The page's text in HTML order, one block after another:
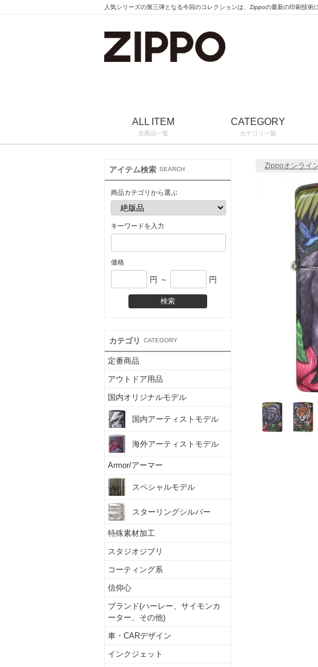
人気シリーズの第三弾となる今回のコレクションは、Zippoの最新の印刷技
ALL ITEM
全商品一覧
CATEGORY
カテゴリ一覧
アイテム検索 SEARCH
商品カテゴリから選ぶ
キーワードを入力
価格
円 ～ 円
カテゴリ CATEGORY
定番商品
アウトドア用品
国内オリジナルモデル
国内アーティストモデル
海外アーティストモデル
Armor/アーマー
スペシャルモデル
スターリングシルバー
特殊素材加工
スタジオジブリ
コーティング系
信仰心
ブランド(ハーレー、サイモンカ
ーター、その他)
車・CARデザイン
インクジェット
Zippoオンライ